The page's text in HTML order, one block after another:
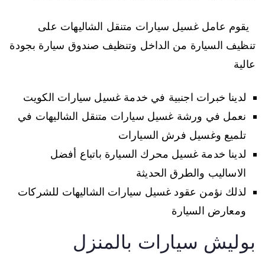
يقوم عامل غسيل سيارات متنقل الشاليهات على
تنظيف السيارة من الداخل وتنظيف صندوق سيارة بجودة
عالية
لدينا خبرات اجنبية في خدمة غسيل سيارات الكويت
نعمل في ورشة غسيل سيارات متنقل الشاليهات في
تلميع وغسيل فرش السيارات
لدينا خدمة غسيل محرك السيارة باتباع أفضل
الاساليب والطرق الحديثة
لذلك نؤمن عقود غسيل سيارات الشاليهات للشركات
ومعارض السيارة
بوليش سيارات بالمنزل